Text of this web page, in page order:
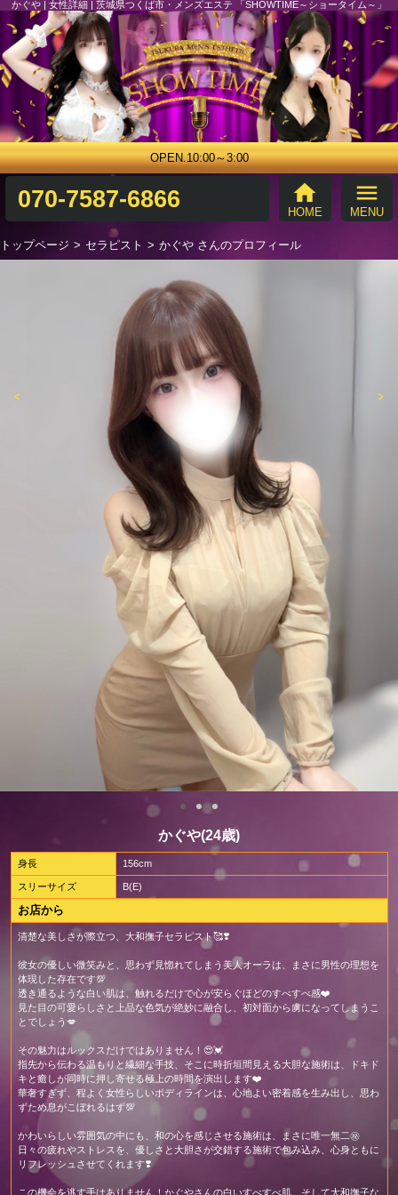
かぐや | 女性詳細 | 茨城県つくば市・メンズエステ 「SHOWTIME～ショータイム～」
OPEN.10:00～3:00
070-7587-6866 home
HOME
menu
MENU
トップページ セラピスト かぐや さんのプロフィール
かぐや(24歳)
身長 156cm
スリーサイズ B(E)
お店から
清楚な美しさが際立つ、大和撫子セラピスト🥰❣️
彼女の優しい微笑みと、思わず見惚れてしまう美人オーラは、まさに男性の理想を
体現した存在です💯
透き通るような白い肌は、触れるだけで心が安らぐほどのすべすべ感❤️
見た目の可愛らしさと上品な色気が絶妙に融合し、初対面から虜になってしまうこ
とでしょう💋
その魅力はルックスだけではありません！😍💓
指先から伝わる温もりと繊細な手技、そこに時折垣間見える大胆な施術は、ドキド
キと癒しが同時に押し寄せる極上の時間を演出します❤️
華奢すぎず、程よく女性らしいボディラインは、心地よい密着感を生み出し、思わ
ずため息がこぼれるはず💯
かわいらしい雰囲気の中にも、和の心を感じさせる施術は、まさに唯一無二㊙️
日々の疲れやストレスを、優しさと大胆さが交錯する施術で包み込み、心身ともに
リフレッシュさせてくれます❣️
この機会を逃す手はありません！かぐやさんの白いすべすべ肌、そして大和撫子な